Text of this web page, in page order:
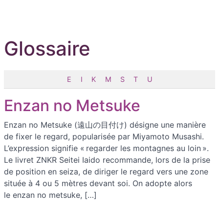
Glossaire
E I K M S T U
Enzan no Metsuke
Enzan no Metsuke (遠山の目付け) désigne une manière
de fixer le regard, popularisée par Miyamoto Musashi.
L’expression signifie « regarder les montagnes au loin ».
Le livret ZNKR Seitei Iaido recommande, lors de la prise
de position en seiza, de diriger le regard vers une zone
située à 4 ou 5 mètres devant soi. On adopte alors
le enzan no metsuke, […]